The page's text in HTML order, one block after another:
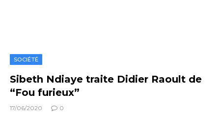
SOCIÉTÉ
Sibeth Ndiaye traite Didier Raoult de
“Fou furieux”
17/06/2020 0